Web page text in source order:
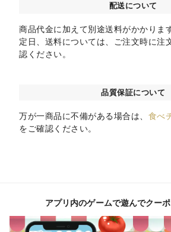
配送について
商品代金に加えて別途送料がかかりま
定日、送料については、ご注文時に注
認ください。
品質保証について
万が一商品に不備がある場合は、 食べ
をご確認ください。
アプリ内のゲームで遊んでクー